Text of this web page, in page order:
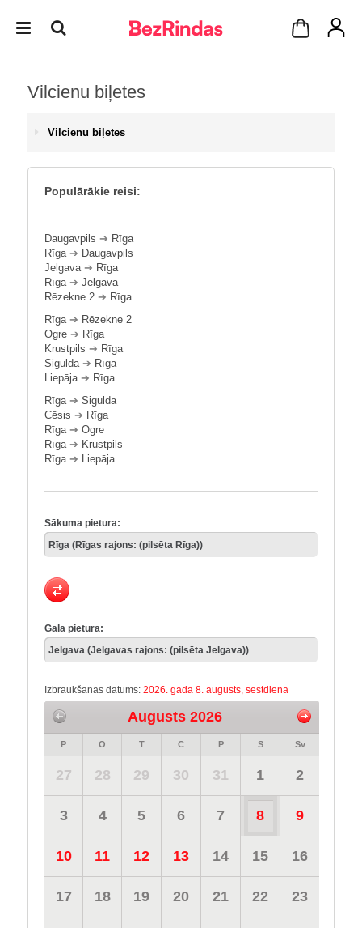
Vilcienu biļetes
Vilcienu biļetes
Populārākie reisi:
Daugavpils ➔ Rīga
Rīga➔ Daugavpils
Jelgava➔ Rīga
Rīga➔ Jelgava
Rēzekne 2 ➔ Rīga
Rīga➔ Rēzekne 2
Ogre ➔ Rīga
Krustpils ➔ Rīga
Sigulda➔ Rīga
Liepāja➔ Rīga
Rīga➔ Sigulda
Cēsis ➔ Rīga
Rīga➔ Ogre
Rīga➔ Krustpils
Rīga➔ Liepāja
Sākuma pietura:
Gala pietura:
Izbraukšanas datums: 2026. gada 8. augusts, sestdiena
Augusts 2026
P O T C P S Sv
27 28 29 30 31 1 2
3 4 5 6 7 8 9
10 11 12 13 14 15 16
17 18 19 20 21 22 23